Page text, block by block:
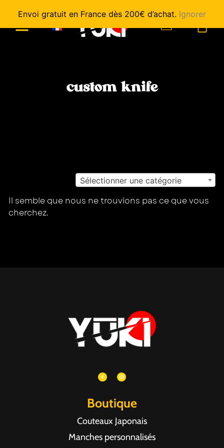
Envoi gratuit en France dès 200€ d’achat. Ignorer
custom knife
Sélectionner une catégorie
Il semble que nous ne trouvions pas ce que vous
cherchez.
Boutique
Couteaux Japonais
Manches personnalisés